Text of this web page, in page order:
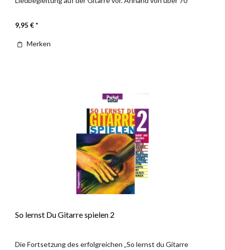
9,95 € *
Merken
So lernst Du Gitarre spielen 2
Die Fortsetzung des erfolgreichen „So lernst du Gitarre